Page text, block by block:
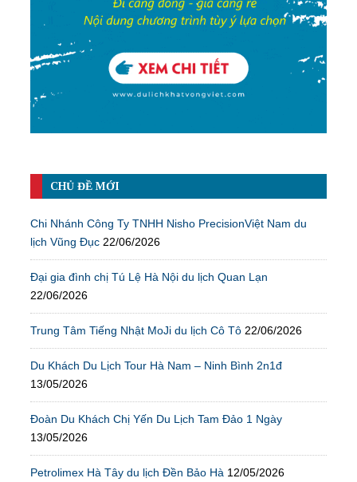
CHỦ ĐỀ MỚI
Chi Nhánh Công Ty TNHH Nisho PrecisionViệt Nam du
lịch Vũng Đục 22/06/2026
Đại gia đình chị Tú Lệ Hà Nội du lịch Quan Lạn
22/06/2026
Trung Tâm Tiếng Nhật MoJi du lịch Cô Tô 22/06/2026
Du Khách Du Lịch Tour Hà Nam – Ninh Bình 2n1đ
13/05/2026
Đoàn Du Khách Chị Yến Du Lịch Tam Đảo 1 Ngày
13/05/2026
Petrolimex Hà Tây du lịch Đền Bảo Hà 12/05/2026